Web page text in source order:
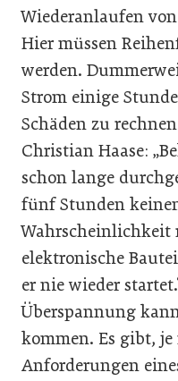
Wiederanlaufen
Hier müssen
werden.
Strom einige
Schäden zu
Christian Haase:
schon lange
fünf Stunden
Wahrscheinlichkeit
elektronische
er nie wieder
Überspannung
kommen. Es gibt,
Anforderungen